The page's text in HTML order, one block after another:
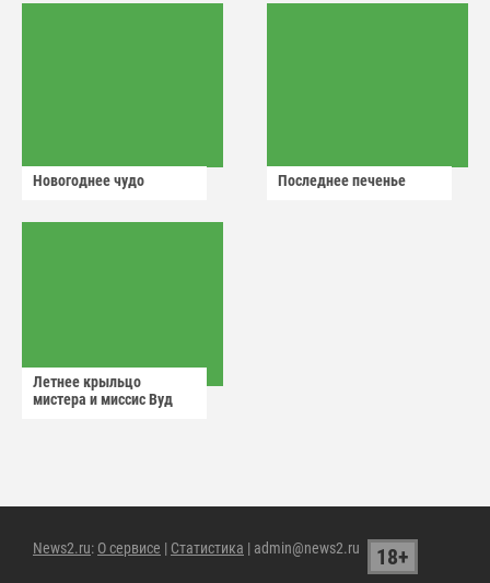
Новогоднее чудо Последнее печенье
Летнее крыльцо
мистера и миссис Вуд
News2.ru: О сервисе | Статистика | admin@news2.ru 18+